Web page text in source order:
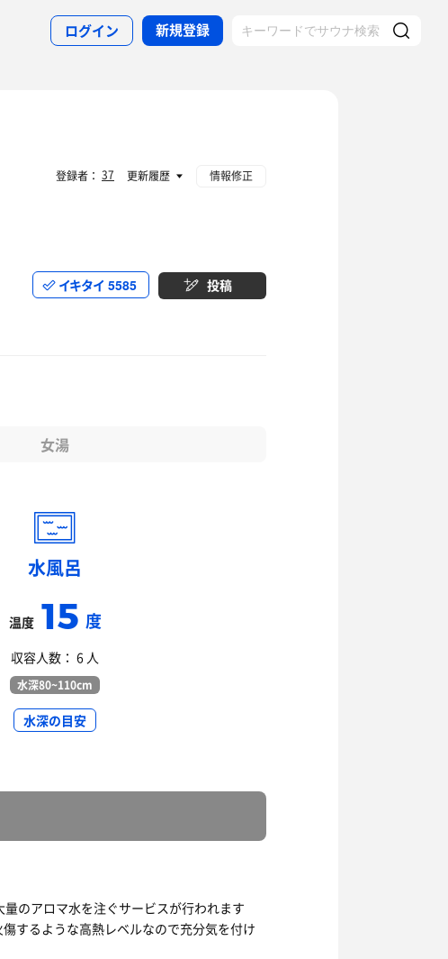
ログイン 新規登録
イキタイ 5585 投稿
女湯
水風呂
温度15度
収容人数： 6 人
水深80~110cm
水深の目安
のアロマ水を注ぐサービスが行われます
するような高熱レベルなので充分気を付け
登録者： 37 更新履歴 情報修正